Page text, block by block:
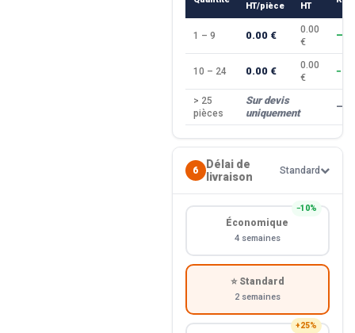
HT/pièce HT
1 – 9 0.00 €
0.00
€
—
10 – 24 0.00 €
0.00
€
> 25
pièces
Sur devis
uniquement
—
6
Délai de
livraison
Standard
−10%
Économique
4 semaines
⭐ Standard
2 semaines
+25%